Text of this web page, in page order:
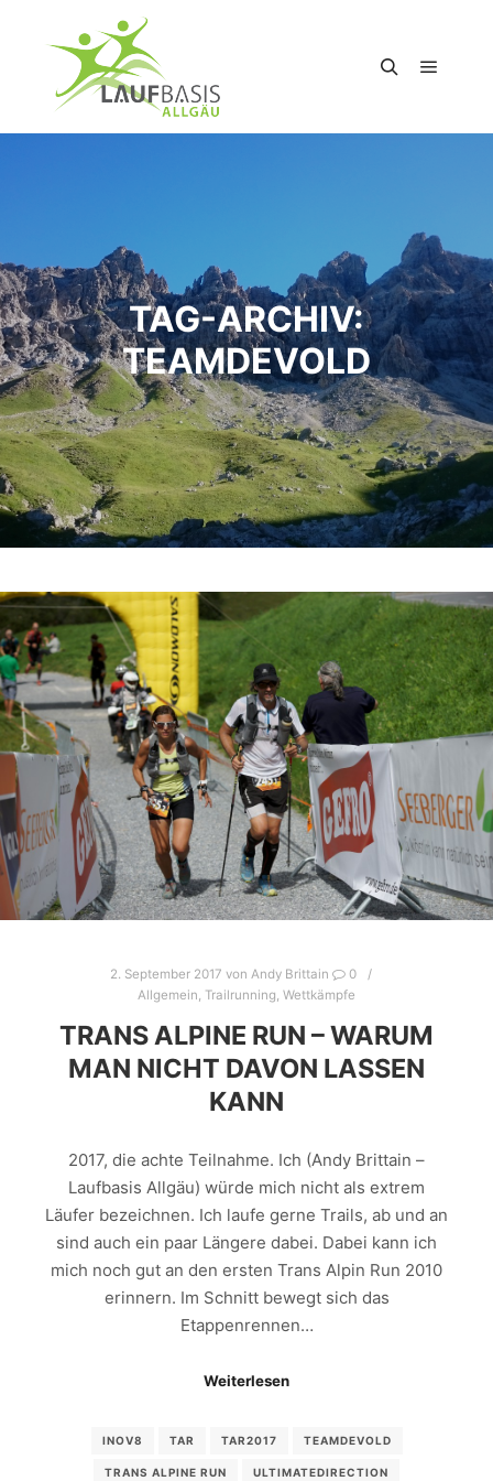
TAG-ARCHIV:
TEAMDEVOLD
2. September 2017 von Andy Brittain
0
Allgemein, Trailrunning, Wettkämpfe
TRANS ALPINE RUN – WARUM
MAN NICHT DAVON LASSEN
KANN
2017, die achte Teilnahme. Ich (Andy Brittain –
Laufbasis Allgäu) würde mich nicht als extrem
Läufer bezeichnen. Ich laufe gerne Trails, ab und an
sind auch ein paar Längere dabei. Dabei kann ich
mich noch gut an den ersten Trans Alpin Run 2010
erinnern. Im Schnitt bewegt sich das
Etappenrennen…
Weiterlesen
INOV8 TAR TAR2017 TEAMDEVOLD
TRANS ALPINE RUN ULTIMATEDIRECTION